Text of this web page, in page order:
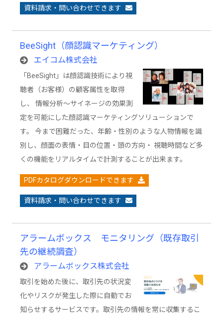
資料請求・問い合わせできます
BeeSight（顔認識マーケティング）
エイコム株式会社
「BeeSight」は顔認識技術により視
聴者（お客様）の顧客属性を取得
し、 情報分析～サイネージの効果測
定を可能にした顔認識マーケティングソリューションで
す。 今まで困難だった、年齢・性別のような人物情報を識
別し、顔面の表情・目の位置・頭の方向・ 視聴時間など多
くの機能をリアルタイムで計測することが出来ます。
PDFカタログダウンロードできます
資料請求・問い合わせできます
アラームボックス モニタリング（既存取引
先の継続調査）
アラームボックス株式会社
取引を始めた後に、取引先の状況変
化やリスクが発生した際に自動でお
知らせするサービスです。取引先の情報を常に収集するこ